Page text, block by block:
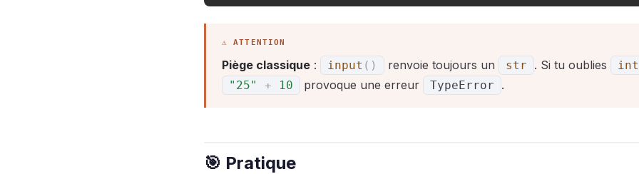
Piège classique : input ( ) renvoie toujours un str . Si tu oublies
int
"25"
+ 10 provoque une erreur TypeError .
🎯 Pratique